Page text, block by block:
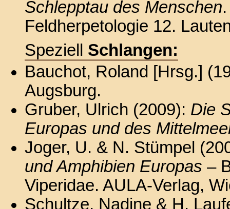
Schlepptau des Menschen
Feldherpetologie 12.
Speziell Schlangen:
Bauchot, Roland [Hrsg.]
Augsburg.
Gruber, Ulrich (2009): Die
Europas und des
Joger, U. & N. Stümpel
und Amphibien Europas –
Viperidae. AULA-Verlag,
Schultze, Nadine & H.